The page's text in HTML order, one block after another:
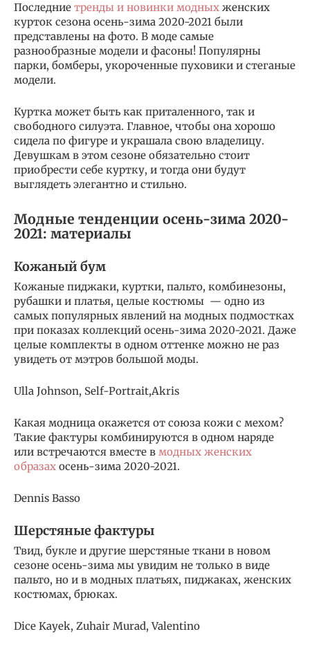
Последние тренды и новинки модных женских
курток сезона осень-зима 2020-2021 были
представлены на фото. В моде самые
разнообразные модели и фасоны! Популярны
парки, бомберы, укороченные пуховики и стеганые
модели.
Куртка может быть как приталенного, так и
свободного силуэта. Главное, чтобы она хорошо
сидела по фигуре и украшала свою владелицу.
Девушкам в этом сезоне обязательно стоит
приобрести себе куртку, и тогда они будут
выглядеть элегантно и стильно.
Модные тенденции осень-зима 2020-
2021: материалы
Кожаный бум
Кожаные пиджаки, куртки, пальто, комбинезоны,
рубашки и платья, целые костюмы — одно из
самых популярных явлений на модных подмостках
при показах коллекций осень-зима 2020-2021. Даже
целые комплекты в одном оттенке можно не раз
увидеть от мэтров большой моды.
Ulla Johnson, Self-Portrait,Akris
Какая модница окажется от союза кожи с мехом?
Такие фактуры комбинируются в одном наряде
или встречаются вместе в модных женских
образах осень-зима 2020-2021.
Dennis Basso
Шерстяные фактуры
Твид, букле и другие шерстяные ткани в новом
сезоне осень-зима мы увидим не только в виде
пальто, но и в модных платьях, пиджаках, женских
костюмах, брюках.
Dice Kayek, Zuhair Murad, Valentino